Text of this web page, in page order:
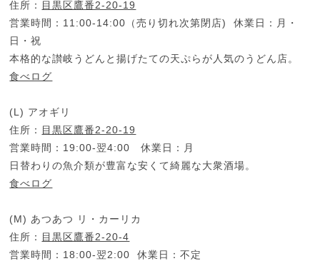
住所： 目黒区鷹番2-20-19
営業時間：11:00-14:00（売り切れ次第閉店) 休業日：月・
日・祝
本格的な讃岐うどんと揚げたての天ぷらが人気のうどん店。
食べログ
(L) アオギリ
住所： 目黒区鷹番2-20-19
営業時間：19:00-翌4:00 休業日：月
日替わりの魚介類が豊富な安くて綺麗な大衆酒場。
食べログ
(M) あつあつ リ・カーリカ
住所： 目黒区鷹番2-20-4
営業時間：18:00-翌2:00 休業日：不定